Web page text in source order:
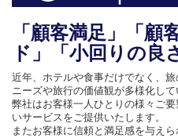
「顧客満足」「顧
ド」「小回りの良
近年、ホテルや食事だけでなく、
ニーズや旅行の価値観が多様化して
弊社はお客様一人ひとりの様々ご
いサービスをご提供いたします。
またお客様に信頼と満足感を与え